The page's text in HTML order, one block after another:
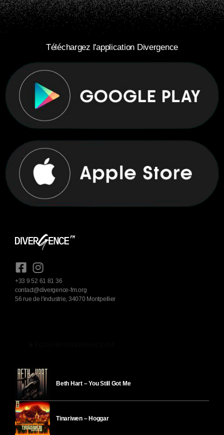
Téléchargez l'application Divergence
+33 9 52 61 81 36
contact@divergence-fm.org
56 rue de l'industrie, 34070 Montpellier
Beth Hart – You Still Got Me
Tinariwen – Hoggar